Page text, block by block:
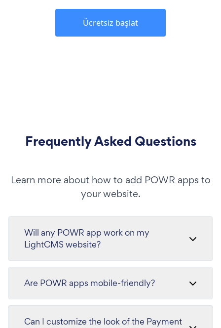
Ücretsiz başlat
Frequently Asked Questions
Learn more about how to add POWR apps to
your website.
Will any POWR app work on my
LightCMS website?
Are POWR apps mobile-friendly?
Can I customize the look of the Payment